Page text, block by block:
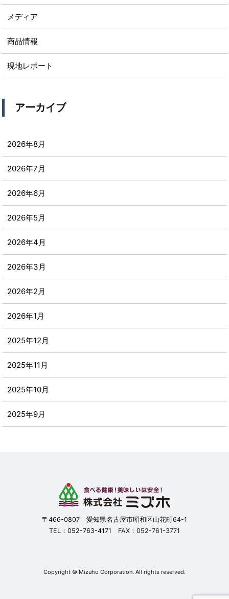
メディア
商品情報
現地レポート
アーカイブ
2026年8月
2026年7月
2026年6月
2026年5月
2026年4月
2026年3月
2026年2月
2026年1月
2025年12月
2025年11月
2025年10月
2025年9月
〒466-0807 愛知県名古屋市昭和区山花町64-1
TEL： 052-763-4171 FAX：052-761-3771
Copyright © Mizuho Corporation. All rights reserved.